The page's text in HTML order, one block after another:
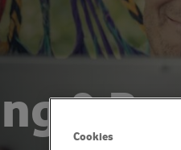
ng&Be
Cookies